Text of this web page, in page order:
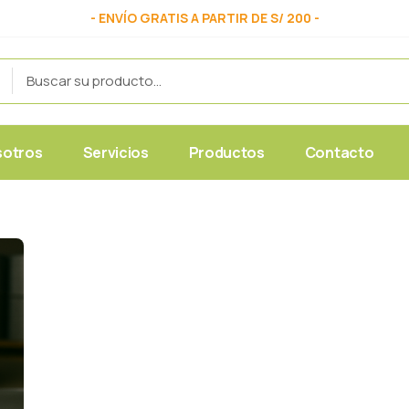
- ENVÍO GRATIS A PARTIR DE S/ 200 -
Servicios Productos Contacto